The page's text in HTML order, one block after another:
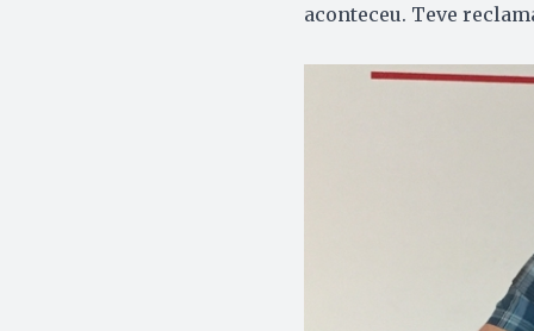
aconteceu. Teve